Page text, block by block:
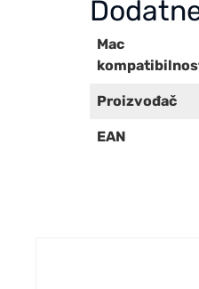
Mac
Proizvođač
EAN